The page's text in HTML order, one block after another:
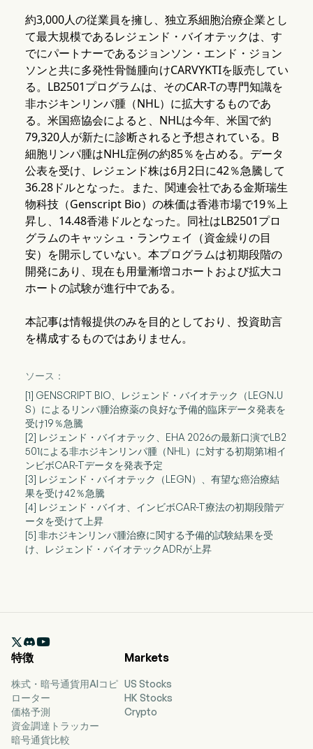
約3,000人の従業員を擁し、独立系細胞治療企業とし
て最大規模であるレジェンド・バイオテックは、す
でにパートナーであるジョンソン・エンド・ジョン
ソンと共に多発性骨髄腫向けCARVYKTIを販売してい
る。LB2501プログラムは、そのCAR-Tの専門知識を
非ホジキンリンパ腫（NHL）に拡大するものであ
る。米国癌協会によると、NHLは今年、米国で約
79,320人が新たに診断されると予想されている。B
細胞リンパ腫はNHL症例の約85％を占める。データ
公表を受け、レジェンド株は6月2日に42％急騰して
36.28ドルとなった。また、関連会社である金斯瑞生
物科技（Genscript Bio）の株価は香港市場で19％上
昇し、14.48香港ドルとなった。同社はLB2501プロ
グラムのキャッシュ・ランウェイ（資金繰りの目
安）を開示していない。本プログラムは初期段階の
開発にあり、現在も用量漸増コホートおよび拡大コ
ホートの試験が進行中である。
本記事は情報提供のみを目的としており、投資助言
を構成するものではありません。
ソース：
[1] GENSCRIPT BIO、レジェンド・バイオテック（LEGN.U
S）によるリンパ腫治療薬の良好な予備的臨床データ発表を
受け19％急騰
[2] レジェンド・バイオテック、EHA 2026の最新口演でLB2
501による非ホジキンリンパ腫（NHL）に対する初期第1相イ
ンビボCAR-Tデータを発表予定
[3] レジェンド・バイオテック（LEGN）、有望な癌治療結
果を受け42％急騰
[4] レジェンド・バイオ、インビボCAR-T療法の初期段階デ
ータを受けて上昇
[5] 非ホジキンリンパ腫治療に関する予備的試験結果を受
け、レジェンド・バイオテックADRが上昇

特徴
株式・暗号通貨用AIコピ
ローター
価格予測
資金調達トラッカー
暗号通貨比較
Markets
US Stocks
HK Stocks
Crypto